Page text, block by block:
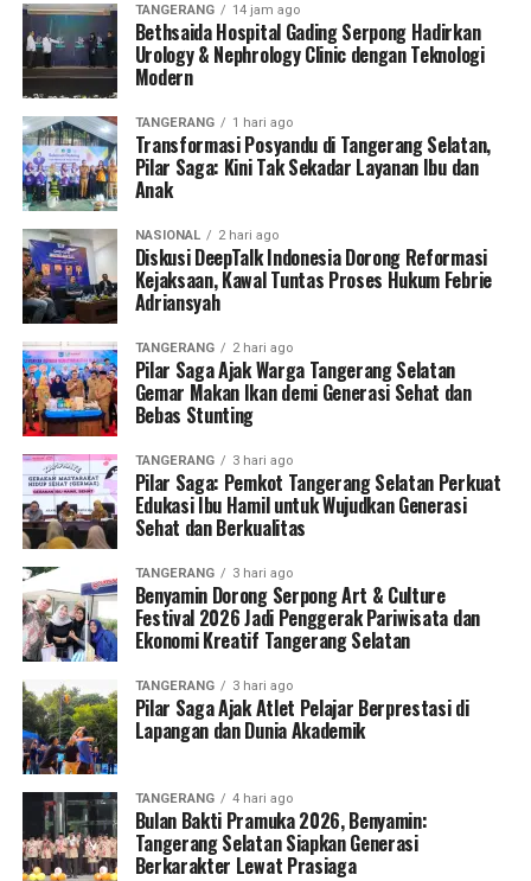
TANGERANG 14 jam ago
Bethsaida Hospital Gading Serpong Hadirkan
Urology & Nephrology Clinic dengan Teknologi
Modern
TANGERANG 1 hari ago
Transformasi Posyandu di Tangerang Selatan,
Pilar Saga: Kini Tak Sekadar Layanan Ibu dan
Anak
NASIONAL 2 hari ago
Diskusi DeepTalk Indonesia Dorong Reformasi
Kejaksaan, Kawal Tuntas Proses Hukum Febrie
Adriansyah
TANGERANG 2 hari ago
Pilar Saga Ajak Warga Tangerang Selatan
Gemar Makan Ikan demi Generasi Sehat dan
Bebas Stunting
TANGERANG 3 hari ago
Pilar Saga: Pemkot Tangerang Selatan Perkuat
Edukasi Ibu Hamil untuk Wujudkan Generasi
Sehat dan Berkualitas
TANGERANG 3 hari ago
Benyamin Dorong Serpong Art & Culture
Festival 2026 Jadi Penggerak Pariwisata dan
Ekonomi Kreatif Tangerang Selatan
TANGERANG 3 hari ago
Pilar Saga Ajak Atlet Pelajar Berprestasi di
Lapangan dan Dunia Akademik
TANGERANG 4 hari ago
Bulan Bakti Pramuka 2026, Benyamin:
Tangerang Selatan Siapkan Generasi
Berkarakter Lewat Prasiaga